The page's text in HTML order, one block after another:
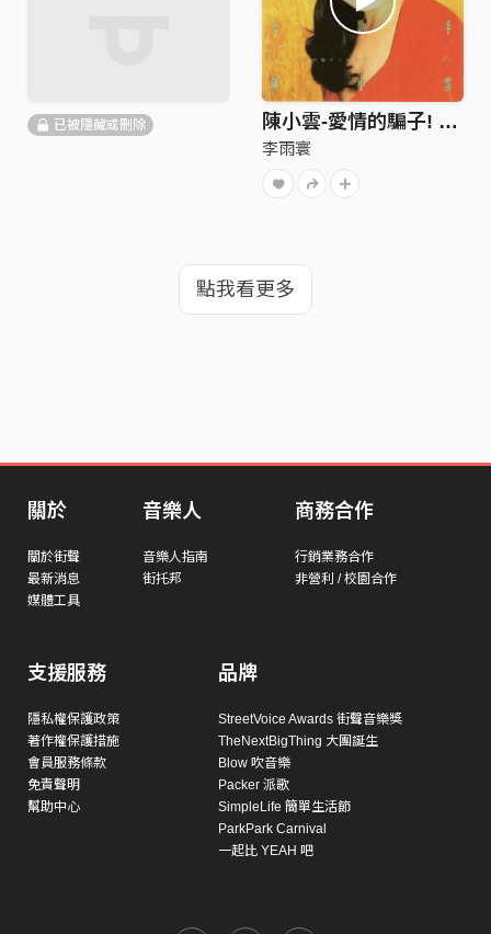
已被隱藏或刪除 陳小雲-愛情的騙子! 我問你 Liar of love I ask you (Jazzy House Mix)
李雨寰
點我看更多
關於
關於街聲
最新消息
媒體工具
音樂人
音樂人指南
街托邦
商務合作
行銷業務合作
非營利 / 校園合作
支援服務
隱私權保護政策
著作權保護措施
會員服務條款
免責聲明
幫助中心
品牌
StreetVoice Awards 街聲音樂獎
TheNextBigThing 大團誕生
Blow 吹音樂
Packer 派歌
SimpleLife 簡單生活節
ParkPark Carnival
一起比 YEAH 吧